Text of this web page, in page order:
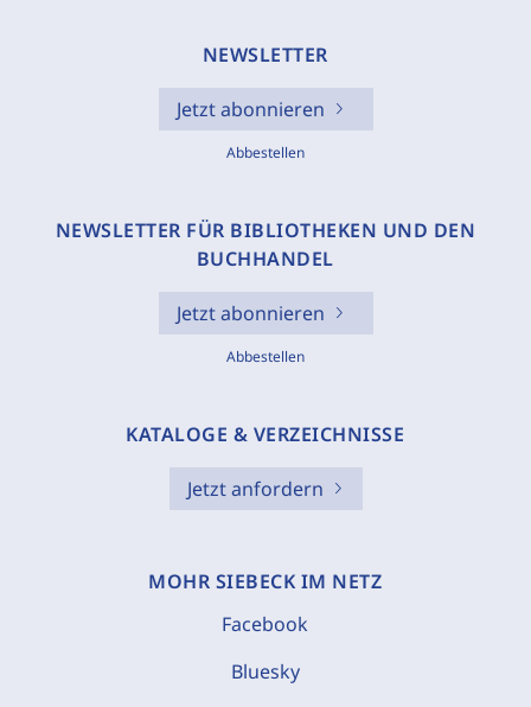
NEWSLETTER
Jetzt abonnieren
Abbestellen
NEWSLETTER FÜR BIBLIOTHEKEN UND DEN
BUCHHANDEL
Jetzt abonnieren
Abbestellen
KATALOGE & VERZEICHNISSE
Jetzt anfordern
MOHR SIEBECK IM NETZ
Facebook
Bluesky